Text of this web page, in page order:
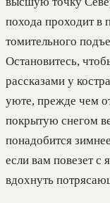
похода проходит в
томительного
Остановитесь,
рассказами у
уюте, прежде чем
покрытую снегом
понадобится
если вам повезет
вдохнуть